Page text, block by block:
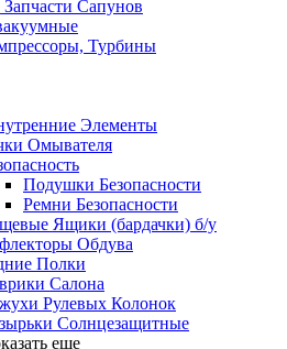
Сапунов
Турбины
Элементы
Омывателя
Подушки Безопасности
Ремни Безопасности
Ящики (бардачки) б/у
Обдува
Полки
Салона
Рулевых Колонок
Солнцезащитные
еще